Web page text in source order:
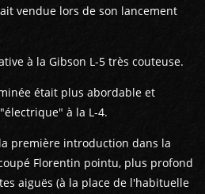
vendue lors de son lancement
à la Gibson L-5 très couteuse.
était plus abordable et
à la L-4.
première introduction dans la
Florentin pointu, plus profond
aiguës (à la place de l'habituelle